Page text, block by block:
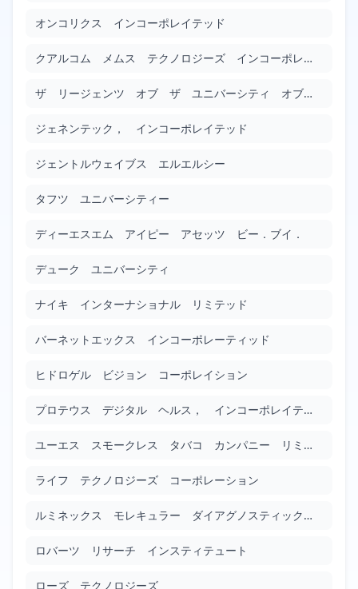
JP2010049269
Filed: 3/4/2010
Granted: 9/2/2011547 days
相同組換えを利用したイネアントラニル酸合成酵素の改変
Google Patents
Filed: 3/11/2010
Granted: 11/21/2014 1716 days
Google Patents
無溶媒抽出プロセス
Google Patents
栄養組成物
JP2010063126
Filed: 3/18/2010Granted: 9/16/2011 547 days
オンコリクス インコーポレイテッド
クアルコム メムス テクノロジーズ インコーポレーテッド
ザ リージェンツ オブ ザ ユニバーシティ オブ カリフォルニア
ジェネンテック， インコーポレイテッド
ジェントルウェイブス エルエルシー
タフツ ユニバーシティー
ディーエスエム アイピー アセッツ ビー．ブイ．
デューク ユニバーシティ
ナイキ インターナショナル リミテッド
バーネットエックス インコーポレーティッド
ヒドロゲル ビジョン コーポレイション
プロテウス デジタル ヘルス， インコーポレイテッド
ユーエス スモークレス タバコ カンパニー リミテッド ライアビリティ カンパニー
ライフ テクノロジーズ コーポレーション
ルミネックス モレキュラー ダイアグノスティックス， インク．
ロバーツ リサーチ インスティテュート
ローズ テクノロジーズ